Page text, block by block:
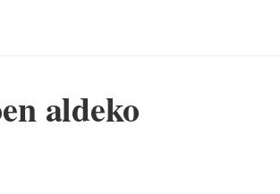
aldeko